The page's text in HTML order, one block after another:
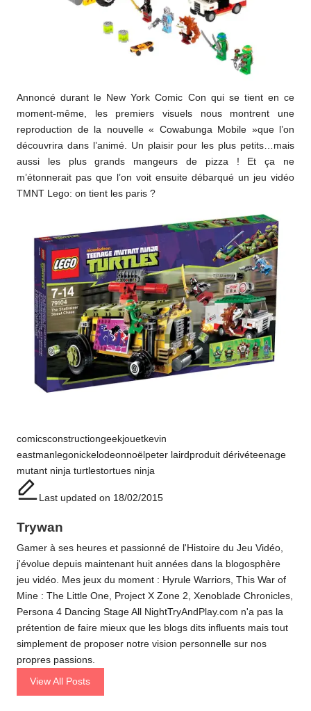
Annoncé durant le New York Comic Con qui se tient en ce
moment-même, les premiers visuels nous montrent une
reproduction de la nouvelle « Cowabunga Mobile »que l’on
découvrira dans l’animé. Un plaisir pour les plus petits…mais
aussi les plus grands mangeurs de pizza ! Et ça ne
m’étonnerait pas que l’on voit ensuite débarqué un jeu vidéo
TMNT Lego: on tient les paris ?
Tags:
comicsconstructiongeekjouetkevin
eastman legonickelodeonnoël peter laird produit dérivéteenage
mutant ninja turtlestortues ninja
Last updated on 18/02/2015
Trywan
Gamer à ses heures et passionné de l'Histoire du Jeu Vidéo,
j'évolue depuis maintenant huit années dans la blogosphère
jeu vidéo. Mes jeux du moment : Hyrule Warriors, This War of
Mine : The Little One, Project X Zone 2, Xenoblade Chronicles,
Persona 4 Dancing Stage All NightTryAndPlay.com n'a pas la
prétention de faire mieux que les blogs dits influents mais tout
simplement de proposer notre vision personnelle sur nos
propres passions.
View All Posts